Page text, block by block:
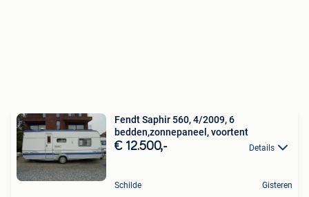
Fendt Saphir 560, 4/2009, 6
bedden,zonnepaneel, voortent
€ 12.500,- Details
Schilde Gisteren